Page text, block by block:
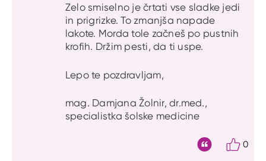
Zelo smiselno je črtati vse sladke jedi
in prigrizke. To zmanjša napade
lakote. Morda tole začneš po pustnih
krofih. Držim pesti, da ti uspe.
Lepo te pozdravljam,
mag. Damjana Žolnir, dr.med.,
specialistka šolske medicine
0